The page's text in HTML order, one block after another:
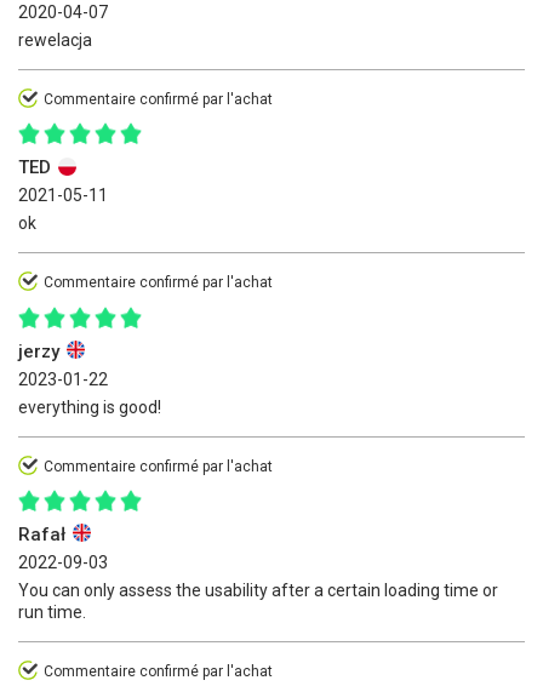
2020-04-07
rewelacja
Commentaire confirmé par l'achat
TED
2021-05-11
ok
Commentaire confirmé par l'achat
jerzy
2023-01-22
everything is good!
Commentaire confirmé par l'achat
Rafał
2022-09-03
You can only assess the usability after a certain loading time or
run time.
Commentaire confirmé par l'achat